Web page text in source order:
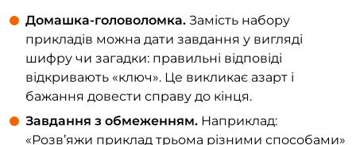
Домашка-головоломка. Замість набору
прикладів можна дати завдання у вигляді
шифру чи загадки: правильні відповіді
відкривають «ключ». Це викликає азарт і
бажання довести справу до кінця.
Завдання з обмеженням. Наприклад:
«Розв’яжи приклад трьома різними способами»